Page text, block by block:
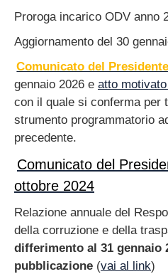
Provvedimenti
Bandi di gara e
contratti
Sovvenzioni,
contributi, sussidi e
altri vantaggi
Bilanci
Beni immobili e
gestione del
patrimonio
Controlli e rilievi
sull’amministrazione
Altri contenuti –
accesso civico
Proroga incarico ODV anno
Aggiornamento del 30
Comunicato del
gennaio 2026 e atto
con il quale si conferma per
strumento programmatorio
precedente.
Comunicato del
ottobre 2024
Relazione annuale del
della corruzione e della
differimento al 31 gennaio
pubblicazione (vai al link)